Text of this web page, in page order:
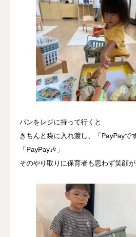
パンをレジに持って行くと
きちんと袋に入れ渡し、「PayPayで
「PayPay🎶」
そのやり取りに保育者も思わず笑顔